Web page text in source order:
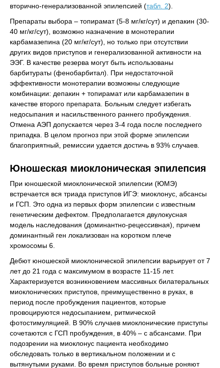
вторично-генерализованной эпилепсией (табл. 2).
Препараты выбора – топирамат (5-8 мг/кг/сут) и депакин (30-
40 мг/кг/сут), возможно назначение в монотерапии
карбамазепина (20 мг/кг/сут), но только при отсутствии
других видов приступов и генерализованной активности на
ЭЭГ. В качестве резерва могут быть использованы
барбитураты (фенобарбитал). При недостаточной
эффективности монотерапии возможны следующие
комбинации: депакин + топирамат или карбамазепин в
качестве второго препарата. Больным следует избегать
недосыпания и насильственного раннего пробуждения.
Отмена АЭП допускается через 3-4 года после последнего
припадка. В целом прогноз при этой форме эпилепсии
благоприятный, ремиссии удается достичь в 93% случаев.
Юношеская миоклоническая эпилепсия
При юношеской миоклонической эпилепсии (ЮМЭ)
встречается вся триада приступов ИГЭ: миоклонус, абсансы
и ГСП. Это одна из первых форм эпилепсии с известным
генетическим дефектом. Предполагается двулокусная
модель наследования (доминантно-рецессивная), причем
доминантный ген локализован на коротком плече
хромосомы 6.
Дебют юношеской миоклонической эпилепсии варьирует от 7
лет до 21 года с максимумом в возрасте 11-15 лет.
Характеризуется возникновением массивных билатеральных
миоклонических приступов, преимущественно в руках, в
период после пробуждения пациентов, которые
провоцируются недосыпанием, ритмической
фотостимуляцией. В 90% случаев миоклонические приступы
сочетаются с ГСП пробуждения, в 40% – с абсансами. При
подозрении на миоклонус пациента необходимо
обследовать только в вертикальном положении и с
вытянутыми руками. Во время приступов больные роняют